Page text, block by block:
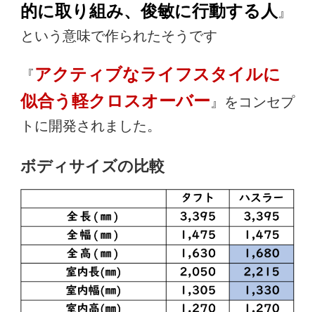
的に取り組み、俊敏に行動する人 』
という意味で作られたそうです
『アクティブなライフスタイルに
似合う軽クロスオーバー 』をコンセプ
トに開発されました。
ボディサイズの比較